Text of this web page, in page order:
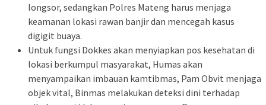
longsor, sedangkan Polres Mateng harus menjaga
keamanan lokasi rawan banjir dan mencegah kasus
digigit buaya.
Untuk fungsi Dokkes akan menyiapkan pos kesehatan di
lokasi berkumpul masyarakat, Humas akan
menyampaikan imbauan kamtibmas, Pam Obvit menjaga
objek vital, Binmas melakukan deteksi dini terhadap